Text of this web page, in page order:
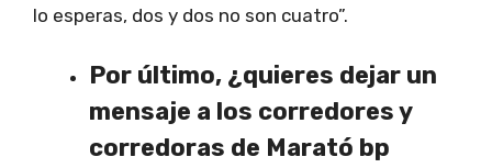
lo esperas, dos y dos no son cuatro”.
Por último, ¿quieres dejar un
mensaje a los corredores y
corredoras de Marató bp